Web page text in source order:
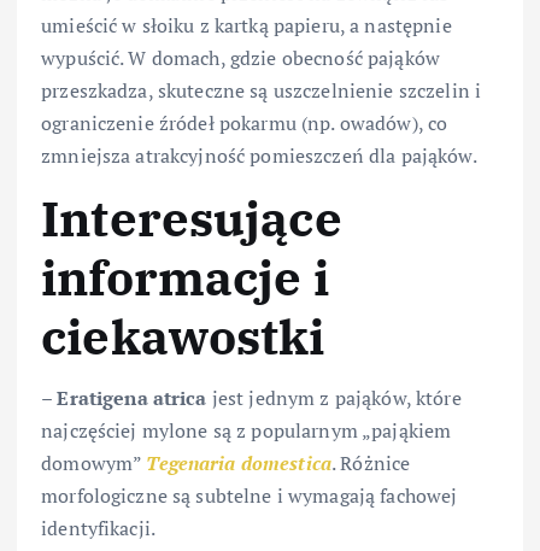
umieścić w słoiku z kartką papieru, a następnie
wypuścić. W domach, gdzie obecność pająków
przeszkadza, skuteczne są uszczelnienie szczelin i
ograniczenie źródeł pokarmu (np. owadów), co
zmniejsza atrakcyjność pomieszczeń dla pająków.
Interesujące
informacje i
ciekawostki
–Eratigena atrica jest jednym z pająków, które
najczęściej mylone są z popularnym „pająkiem
domowym” Tegenaria domestica. Różnice
morfologiczne są subtelne i wymagają fachowej
identyfikacji.